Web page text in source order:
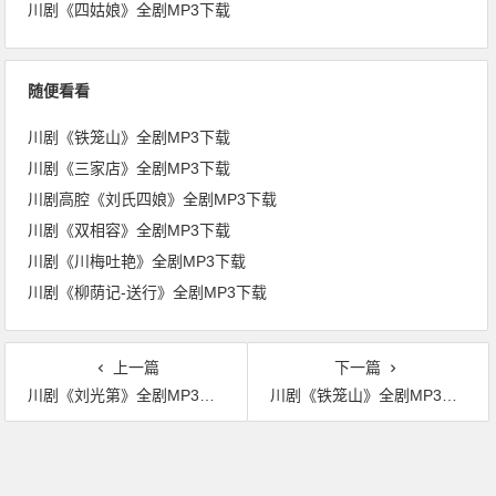
川剧《四姑娘》全剧MP3下载
随便看看
川剧《铁笼山》全剧MP3下载
川剧《三家店》全剧MP3下载
川剧高腔《刘氏四娘》全剧MP3下载
川剧《双相容》全剧MP3下载
川剧《川梅吐艳》全剧MP3下载
川剧《柳荫记-送行》全剧MP3下载
上一篇
川剧《刘光第》全剧MP3下载
下一篇
川剧《铁笼山》全剧MP3下载